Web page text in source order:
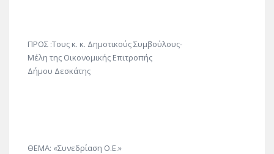
ΠΡΟΣ :Τους κ. κ. Δημοτικούς Συμβούλους-
Μέλη της Οικονομικής Επιτροπής
Δήμου Δεσκάτης
ΘΕΜΑ: «Συνεδρίαση Ο.Ε.»